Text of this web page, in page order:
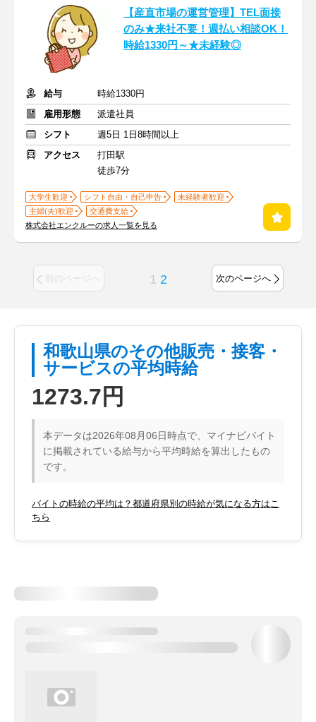
【産直市場の運営管理】TEL面接
のみ★来社不要！週払い相談OK！
時給1330円～★未経験◎
給与
時給1330円
雇用形態
派遣社員
シフト
週5日 1日8時間以上
アクセス
打田駅
徒歩7分
大学生歓迎 シフト自由・自己申告
未経験者歓迎
主婦(夫)歓迎
交通費支給
株式会社エンクルーの求人一覧を見る
前のページへ 1 2 次のページへ
和歌山県のその他販売・接客・
サービスの平均時給
1273.7円
本データは2026年08月06日時点で、マイナビバイト
に掲載されている給与から平均時給を算出したもの
です。
バイトの時給の平均は？都道府県別の時給が気になる方はこ
ちら